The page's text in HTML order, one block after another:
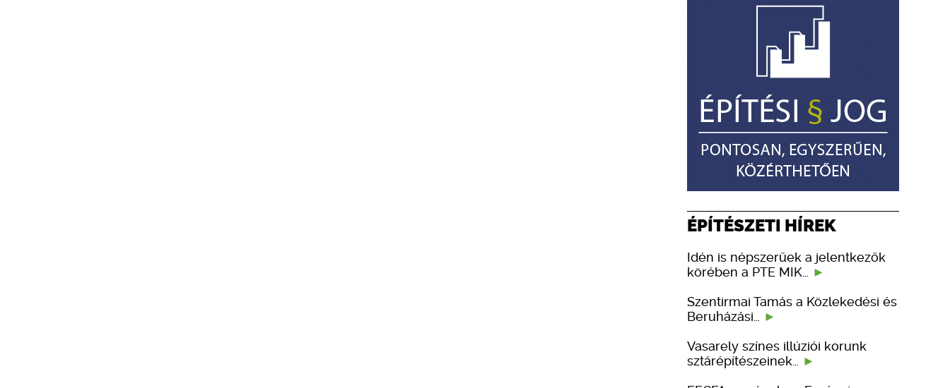
ÉPÍTÉSZETI HÍREK
Idén is népszerűek a jelentkezők
körében a PTE MIK…
Szentirmai Tamás a Közlekedési és
Beruházási…
Vasarely színes illúziói korunk
sztárépítészeinek…